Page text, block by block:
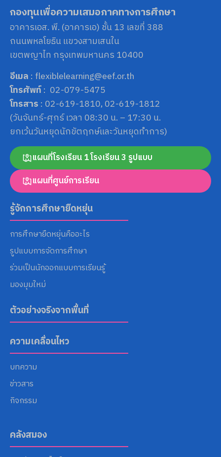
Search
for:
กองทุนเพื่อความเสมอภาคทางการศึกษา
อาคารเอส. พี. (อาคารเอ) ชั้น 13 เลขที่ 388
ถนนพหลโยธิน แขวงสามเสนใน
เขตพญาไท กรุงเทพมหานคร 10400
อีเมล : flexiblelearning@eef.or.th
โทรศัพท์: 02-079-5475
โทรสาร : 02-619-1810, 02-619-1812
(วันจันทร์-ศุกร์ เวลา 08:30 น. – 17:30 น.
ยกเว้นวันหยุดนักขัตฤกษ์และวันหยุดทำการ)
แผนที่โรงเรียน 1 โรงเรียน 3 รูปแบบ
แผนที่ศูนย์การเรียน
รู้จักการศึกษายืดหยุ่น
การศึกษายืดหยุ่นคืออะไร
รูปแบบการจัดการศึกษา
ร่วมเป็นนักออกแบบการเรียนรู้
มองมุมใหม่
ตัวอย่างจริงจากพื้นที่
ความเคลื่อนไหว
บทความ
ข่าวสาร
กิจกรรม
คลังสมอง